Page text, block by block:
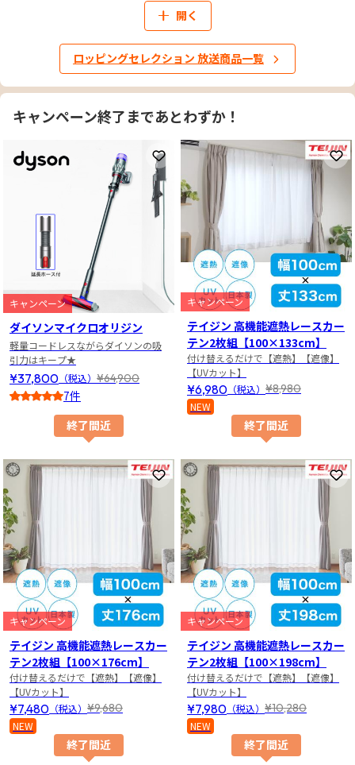
開く
ロッピングセレクション 放送商品一覧
キャンペーン終了まであとわずか！
終了間近
お気に入りに登録
キャンペーン
ダイソンマイクロオリジン
軽量コードレスながらダイソンの吸
引力はキープ★
¥37,800 （税込） ¥64,900
7件
終了間近
お
キャンペーン
テイジン 高機能遮熱レースカー
テン2枚組【100×133cm】
付け替えるだけで【遮熱】【遮像】
【UVカット】
¥6,980 （税込） ¥8,980
NEW
終了間近
お気に入りに登録
キャンペーン
テイジン 高機能遮熱レースカー
テン2枚組【100×176cm】
付け替えるだけで【遮熱】【遮像】
【UVカット】
¥7,480 （税込） ¥9,680
NEW
終了間近
お
キャンペーン
テイジン 高機能遮熱レースカー
テン2枚組【100×198cm】
付け替えるだけで【遮熱】【遮像】
【UVカット】
¥7,980 （税込） ¥10,280
NEW